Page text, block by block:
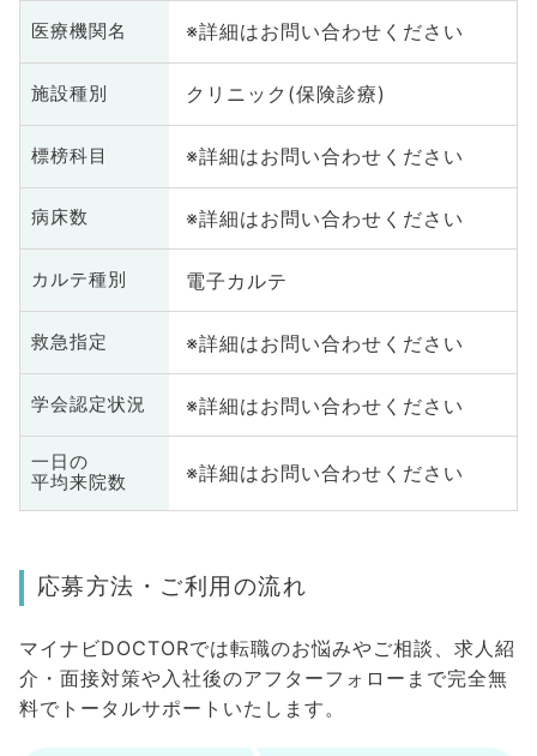
医療機関名 ※詳細はお問い合わせください
施設種別 クリニック(保険診療)
標榜科目 ※詳細はお問い合わせください
病床数 ※詳細はお問い合わせください
カルテ種別 電子カルテ
救急指定 ※詳細はお問い合わせください
学会認定状況 ※詳細はお問い合わせください
一日の
平均来院数
※詳細はお問い合わせください
応募方法・ご利用の流れ
マイナビDOCTORでは転職のお悩みやご相談、求人紹
介・面接対策や入社後のアフターフォローまで完全無
料でトータルサポートいたします。